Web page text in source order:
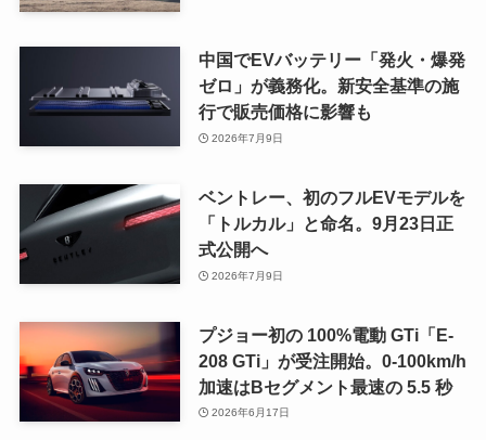
中国でEVバッテリー「発火・爆発
ゼロ」が義務化。新安全基準の施
行で販売価格に影響も
2026年7月9日
ベントレー、初のフルEVモデルを
「トルカル」と命名。9月23日正
式公開へ
2026年7月9日
プジョー初の 100%電動 GTi「E-
208 GTi」が受注開始。0-100km/h
加速はBセグメント最速の 5.5 秒
2026年6月17日